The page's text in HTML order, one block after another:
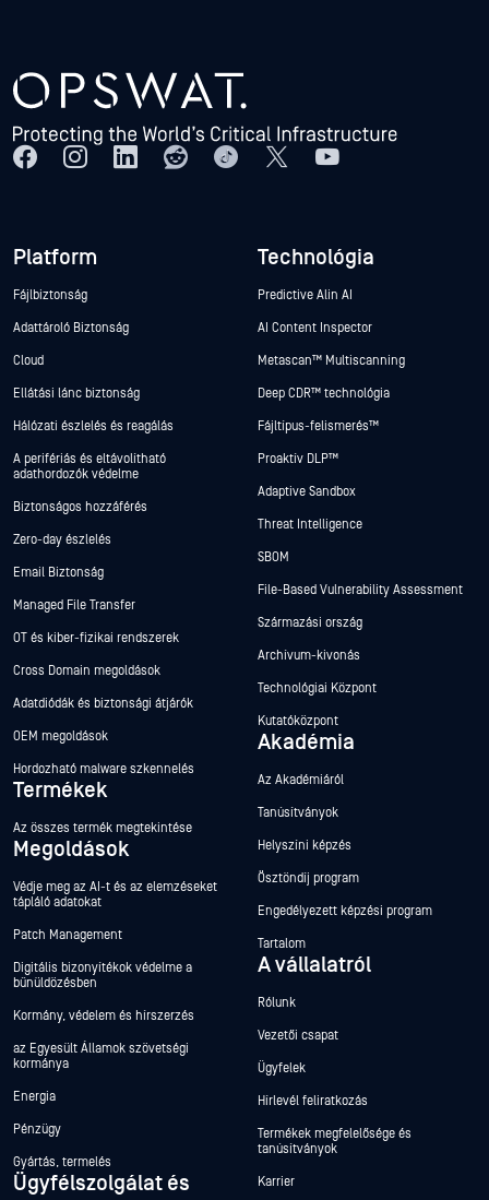
Platform
Fájlbiztonság
Adattároló Biztonság
Cloud
Ellátási lánc biztonság
Hálózati észlelés és reagálás
A perifériás és eltávolítható
adathordozók védelme
Biztonságos hozzáférés
Zero-day észlelés
Email Biztonság
Managed File Transfer
OT és kiber-fizikai rendszerek
Cross Domain megoldások
Adatdiódák és biztonsági átjárók
OEM megoldások
Hordozható malware szkennelés
Termékek
Az összes termék megtekintése
Megoldások
Védje meg az AI-t és az elemzéseket
tápláló adatokat
Patch Management
Digitális bizonyítékok védelme a
bűnüldözésben
Kormány, védelem és hírszerzés
az Egyesült Államok szövetségi
kormánya
Energia
Pénzügy
Gyártás, termelés
Ügyfélszolgálat és
Technológia
Predictive Alin AI
AI Content Inspector
Metascan™ Multiscanning
Deep CDR™ technológia
Fájltípus-felismerés™
Proaktív DLP™
Adaptive Sandbox
Threat Intelligence
SBOM
File-Based Vulnerability Assessment
Származási ország
Archívum-kivonás
Technológiai Központ
Kutatóközpont
Akadémia
Az Akadémiáról
Tanúsítványok
Helyszíni képzés
Ösztöndíj program
Engedélyezett képzési program
Tartalom
A vállalatról
Rólunk
Vezetői csapat
Ügyfelek
Hírlevél feliratkozás
Termékek megfelelősége és
tanúsítványok
Karrier